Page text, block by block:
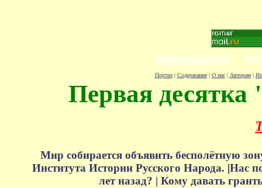
Портал| Содержание| О нас| Авторам|
Первая десятка
Мир собирается объявить бесполётную
Института Истории Русского Народа. |Нас
лет назад? | Кому давать